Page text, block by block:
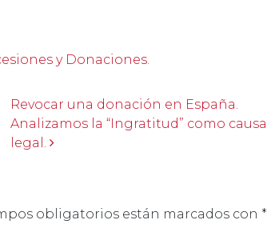
y Donaciones.
Revocar una donación en España.
Analizamos la “Ingratitud” como causa
legal.
obligatorios están marcados con *